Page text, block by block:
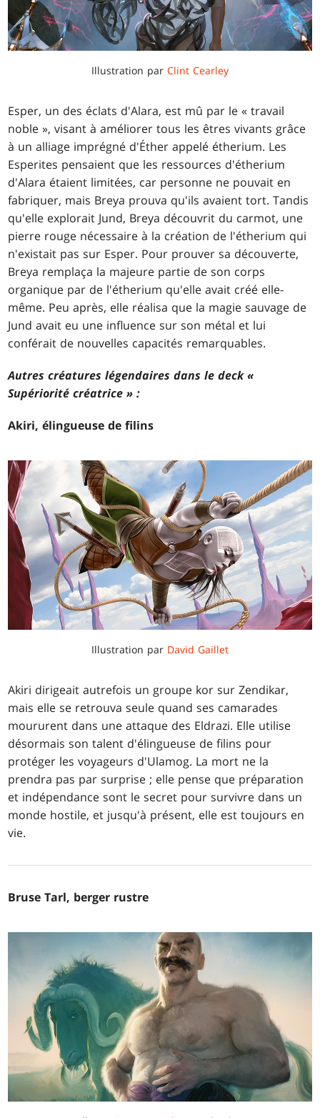
Illustration par Clint Cearley
Esper, un des éclats d'Alara, est mû par le « travail
noble », visant à améliorer tous les êtres vivants grâce
à un alliage imprégné d'Éther appelé étherium. Les
Esperites pensaient que les ressources d'étherium
d'Alara étaient limitées, car personne ne pouvait en
fabriquer, mais Breya prouva qu'ils avaient tort. Tandis
qu'elle explorait Jund, Breya découvrit du carmot, une
pierre rouge nécessaire à la création de l'étherium qui
n'existait pas sur Esper. Pour prouver sa découverte,
Breya remplaça la majeure partie de son corps
organique par de l'étherium qu'elle avait créé elle-
même. Peu après, elle réalisa que la magie sauvage de
Jund avait eu une influence sur son métal et lui
conférait de nouvelles capacités remarquables.
Autres créatures légendaires dans le deck «
Supériorité créatrice » :
Akiri, élingueuse de filins
Illustration par David Gaillet
Akiri dirigeait autrefois un groupe kor sur Zendikar,
mais elle se retrouva seule quand ses camarades
moururent dans une attaque des Eldrazi. Elle utilise
désormais son talent d'élingueuse de filins pour
protéger les voyageurs d'Ulamog. La mort ne la
prendra pas par surprise ; elle pense que préparation
et indépendance sont le secret pour survivre dans un
monde hostile, et jusqu'à présent, elle est toujours en
vie.
Bruse Tarl, berger rustre